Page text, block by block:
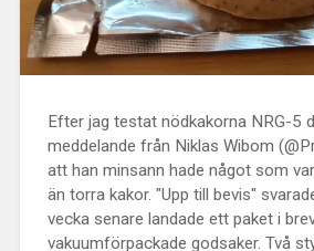
Efter jag testat nödkakorna NRG-5
meddelande från Niklas Wibom
att han minsann hade något som
än torra kakor. "Upp till bevis"
vecka senare landade ett paket i
vakuumförpackade godsaker. Två